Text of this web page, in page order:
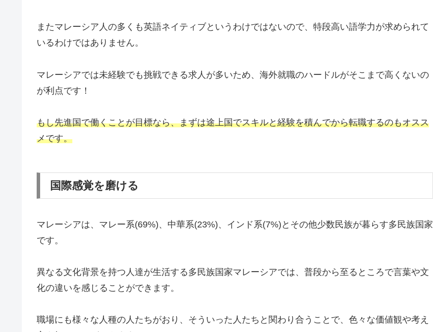
またマレーシア人の多くも英語ネイティブというわけではないので、特段高い語学力が求められて
いるわけではありません。
マレーシアでは未経験でも挑戦できる求人が多いため、海外就職のハードルがそこまで高くないの
が利点です！
もし先進国で働くことが目標なら、まずは途上国でスキルと経験を積んでから転職するのもオスス
メです。
国際感覚を磨ける
マレーシアは、マレー系(69%)、中華系(23%)、インド系(7%)とその他少数民族が暮らす多民族国家
です。
異なる文化背景を持つ人達が生活する多民族国家マレーシアでは、普段から至るところで言葉や文
化の違いを感じることができます。
職場にも様々な人種の人たちがおり、そういった人たちと関わり合うことで、色々な価値観や考え